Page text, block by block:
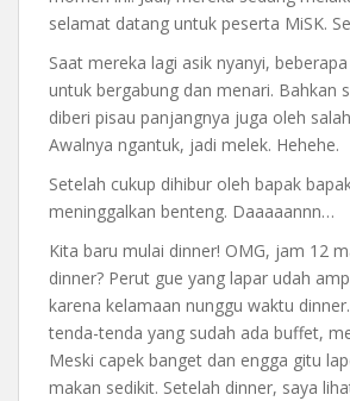
selamat datang untuk peserta MiSK.
Saat mereka lagi asik nyanyi,
untuk bergabung dan menari. Bahkan
diberi pisau panjangnya juga oleh
Awalnya ngantuk, jadi melek. Hehehe.
Setelah cukup dihibur oleh bapak
meninggalkan benteng. Daaaaannn…
Kita baru mulai dinner! OMG, jam 12
dinner? Perut gue yang lapar udah
karena kelamaan nunggu waktu
tenda-tenda yang sudah ada buffet,
Meski capek banget dan engga gitu
makan sedikit. Setelah dinner, saya